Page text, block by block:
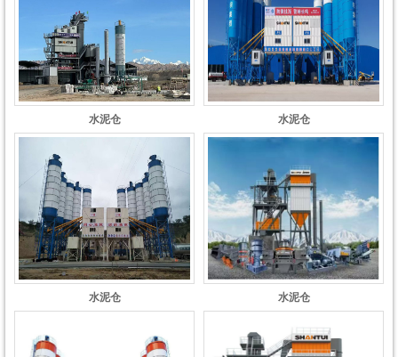
水泥仓 水泥仓
水泥仓 水泥仓